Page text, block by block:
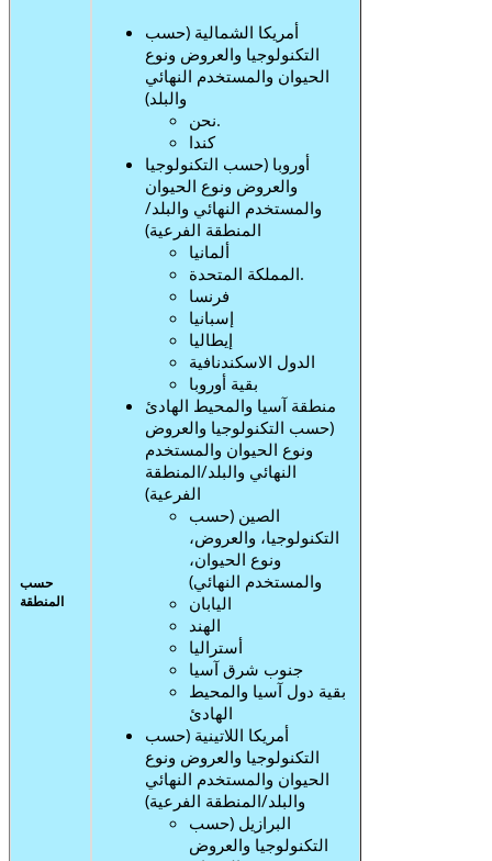
حسب
أمريكا الشمالية (حسب
التكنولوجيا والعروض ونوع
الحيوان والمستخدم النهائي
والبلد)
نحن.
كندا
أوروبا (حسب التكنولوجيا
والعروض ونوع الحيوان
والمستخدم النهائي والبلد/
المنطقة الفرعية)
المملكة المتحدة.
بقية أوروبا
منطقة آسيا والمحيط الهادئ
(حسب التكنولوجيا والعروض
ونوع الحيوان والمستخدم
النهائي والبلد/المنطقة
الفرعية)
الصين (حسب
التكنولوجيا، والعروض،
ونوع الحيوان،
والمستخدم النهائي)
بقية دول آسيا والمحيط
أمريكا اللاتينية (حسب
التكنولوجيا والعروض ونوع
الحيوان والمستخدم النهائي
والبلد/المنطقة الفرعية)
البرازيل (حسب
التكنولوجيا والعروض